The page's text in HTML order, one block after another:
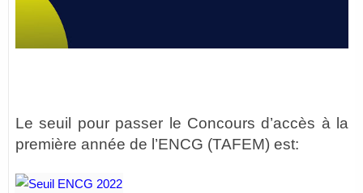
Le seuil pour passer le Concours d’accès à la
première année de l’ENCG (TAFEM) est: